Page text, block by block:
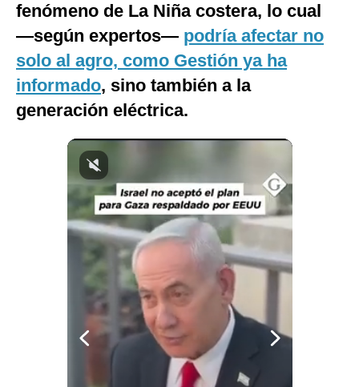
Tecnología
Club del Suscriptor
Mix
G de Gestión
Notas Contratadas
fenómeno de La Niña costera, lo cual
—según expertos— podría afectar no
solo al agro, como Gestión ya ha
informado, sino también a la
generación eléctrica.